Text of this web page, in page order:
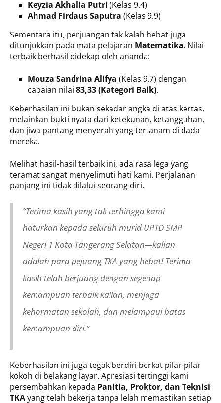
Keyzia Akhalia Putri (Kelas 9.4)
Ahmad Firdaus Saputra (Kelas 9.9)
Sementara itu, perjuangan tak kalah hebat juga
ditunjukkan pada mata pelajaran Matematika. Nilai
terbaik berhasil didekap oleh ananda:
Mouza Sandrina Alifya (Kelas 9.7) dengan
capaian nilai 83,33 (Kategori Baik).
Keberhasilan ini bukan sekadar angka di atas kertas,
melainkan bukti nyata dari ketekunan, ketangguhan,
dan jiwa pantang menyerah yang tertanam di dada
mereka.
Melihat hasil-hasil terbaik ini, ada rasa lega yang
teramat sangat menyelimuti hati kami. Perjalanan
panjang ini tidak dilalui seorang diri.
“Terima kasih yang tak terhingga kami
haturkan kepada seluruh murid UPTD SMP
Negeri 1 Kota Tangerang Selatan—kalian
adalah para pejuang TKA yang hebat! Terima
kasih telah berjuang dengan segenap
kemampuan terbaik kalian, menjaga
kehormatan sekolah, dan melampaui batas
kemampuan diri.”
Keberhasilan ini juga tegak berdiri berkat pilar-pilar
kokoh di belakang layar. Apresiasi tertinggi kami
persembahkan kepada Panitia, Proktor, dan Teknisi
TKAyang telah bekerja tanpa lelah memastikan setiap